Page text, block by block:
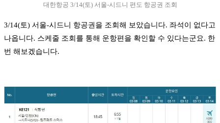
대한항공 3/14(토) 서울-시드니 편도 항공권 조회
3/14(토) 서울-시드니 항공권을 조회해 보았습니다. 좌석이 없다고
나옵니다. 스케줄 조회를 통해 운항편을 확인할 수 있다는군요. 한
번 해보겠습니다.